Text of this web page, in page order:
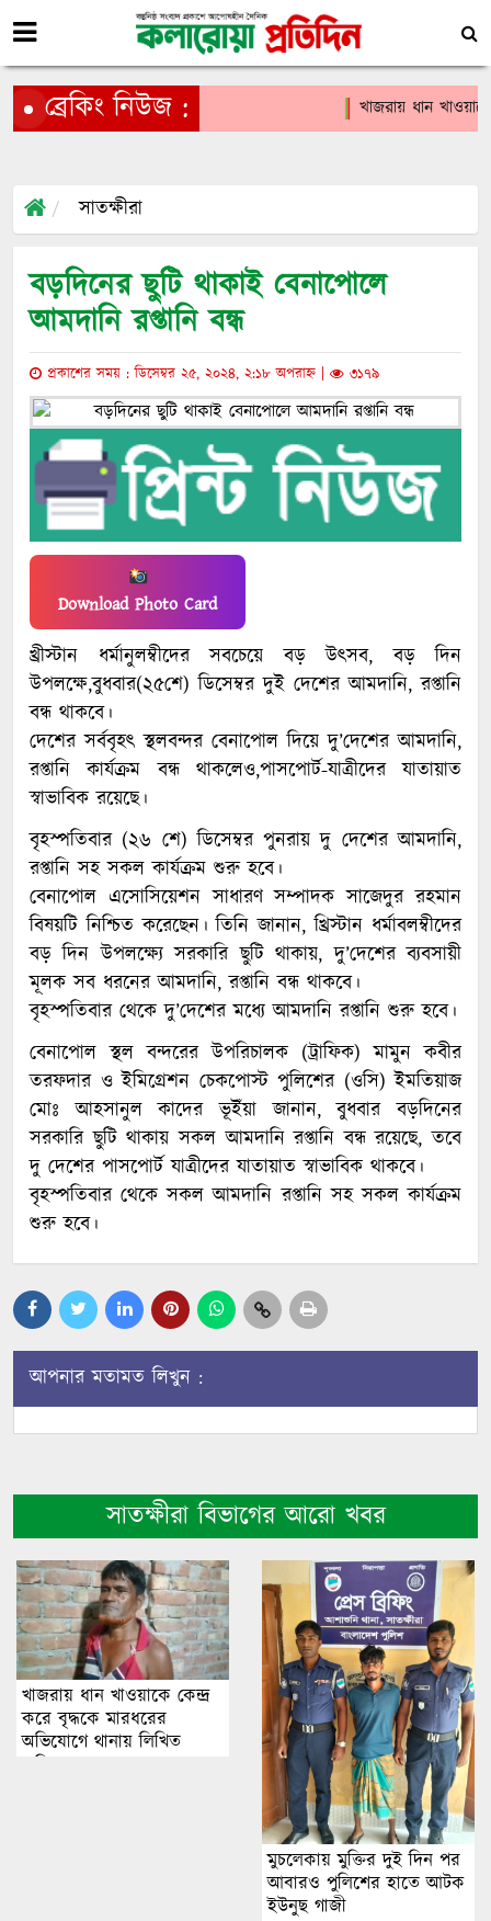
ব্রেকিং নিউজ : খাজরায় ধান
সাতক্ষীরা
বড়দিনের ছুটি থাকাই বেনাপোলে
আমদানি রপ্তানি বন্ধ
প্রকাশের সময় : ডিসেম্বর ২৫, ২০২৪, ২:১৮ অপরাহ্ন | ৩১৭৯
Download Photo Card
খ্রীস্টান ধর্মানুলম্বীদের সবচেয়ে বড় উৎসব, বড় দিন
উপলক্ষে,বুধবার(২৫শে) ডিসেম্বর দুই দেশের আমদানি, রপ্তানি
বন্ধ থাকবে।
দেশের সর্ববৃহৎ স্থলবন্দর বেনাপোল দিয়ে দু’দেশের আমদানি,
রপ্তানি কার্যক্রম বন্ধ থাকলেও,পাসপোর্ট-যাত্রীদের যাতায়াত
স্বাভাবিক রয়েছে।
বৃহস্পতিবার (২৬ শে) ডিসেম্বর পুনরায় দু দেশের আমদানি,
রপ্তানি সহ সকল কার্যক্রম শুরু হবে।
বেনাপোল এসোসিয়েশন সাধারণ সম্পাদক সাজেদুর রহমান
বিষয়টি নিশ্চিত করেছেন। তিনি জানান, খ্রিস্টান ধর্মাবলম্বীদের
বড় দিন উপলক্ষ্যে সরকারি ছুটি থাকায়, দু’দেশের ব্যবসায়ী
মূলক সব ধরনের আমদানি, রপ্তানি বন্ধ থাকবে।
বৃহস্পতিবার থেকে দু’দেশের মধ্যে আমদানি রপ্তানি শুরু হবে।
বেনাপোল স্থল বন্দরের উপরিচালক (ট্রাফিক) মামুন কবীর
তরফদার ও ইমিগ্রেশন চেকপোস্ট পুলিশের (ওসি) ইমতিয়াজ
মোঃ আহসানুল কাদের ভূইঁয়া জানান, বুধবার বড়দিনের
সরকারি ছুটি থাকায় সকল আমদানি রপ্তানি বন্ধ রয়েছে, তবে
দু দেশের পাসপোর্ট যাত্রীদের যাতায়াত স্বাভাবিক থাকবে।
বৃহস্পতিবার থেকে সকল আমদানি রপ্তানি সহ সকল কার্যক্রম
শুরু হবে।
আপনার মতামত লিখুন :
সাতক্ষীরা বিভাগের আরো খবর
খাজরায় ধান খাওয়াকে কেন্দ্র
করে বৃদ্ধকে মারধরের
অভিযোগে থানায় লিখিত
অভিযোগ
মুচলেকায় মুক্তির দুই দিন পর
আবারও পুলিশের হাতে আটক
ইউনুছ গাজী